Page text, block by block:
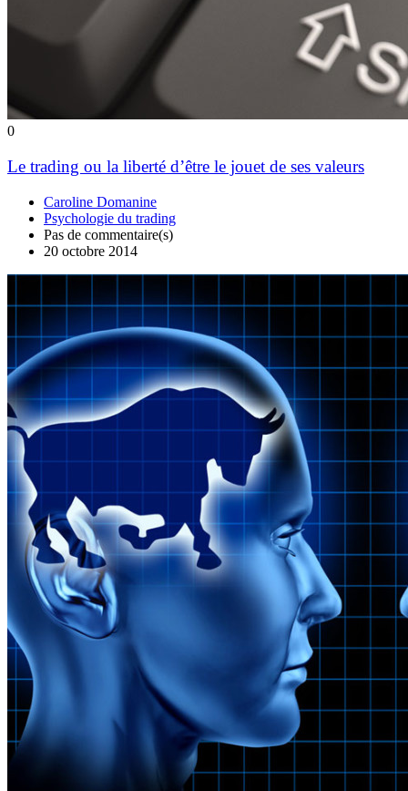
0
Le trading ou la liberté d’être le jouet de ses valeurs
Caroline Domanine
Psychologie du trading
Pas de commentaire(s)
20 octobre 2014